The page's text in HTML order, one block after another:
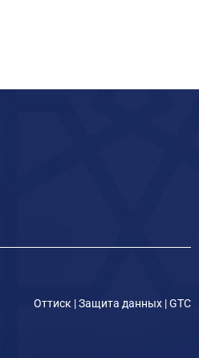
Оттиск |Защита данных |GTC